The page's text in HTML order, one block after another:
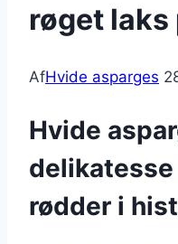
røget laks
AfHvide asparges
Hvide
rødder i